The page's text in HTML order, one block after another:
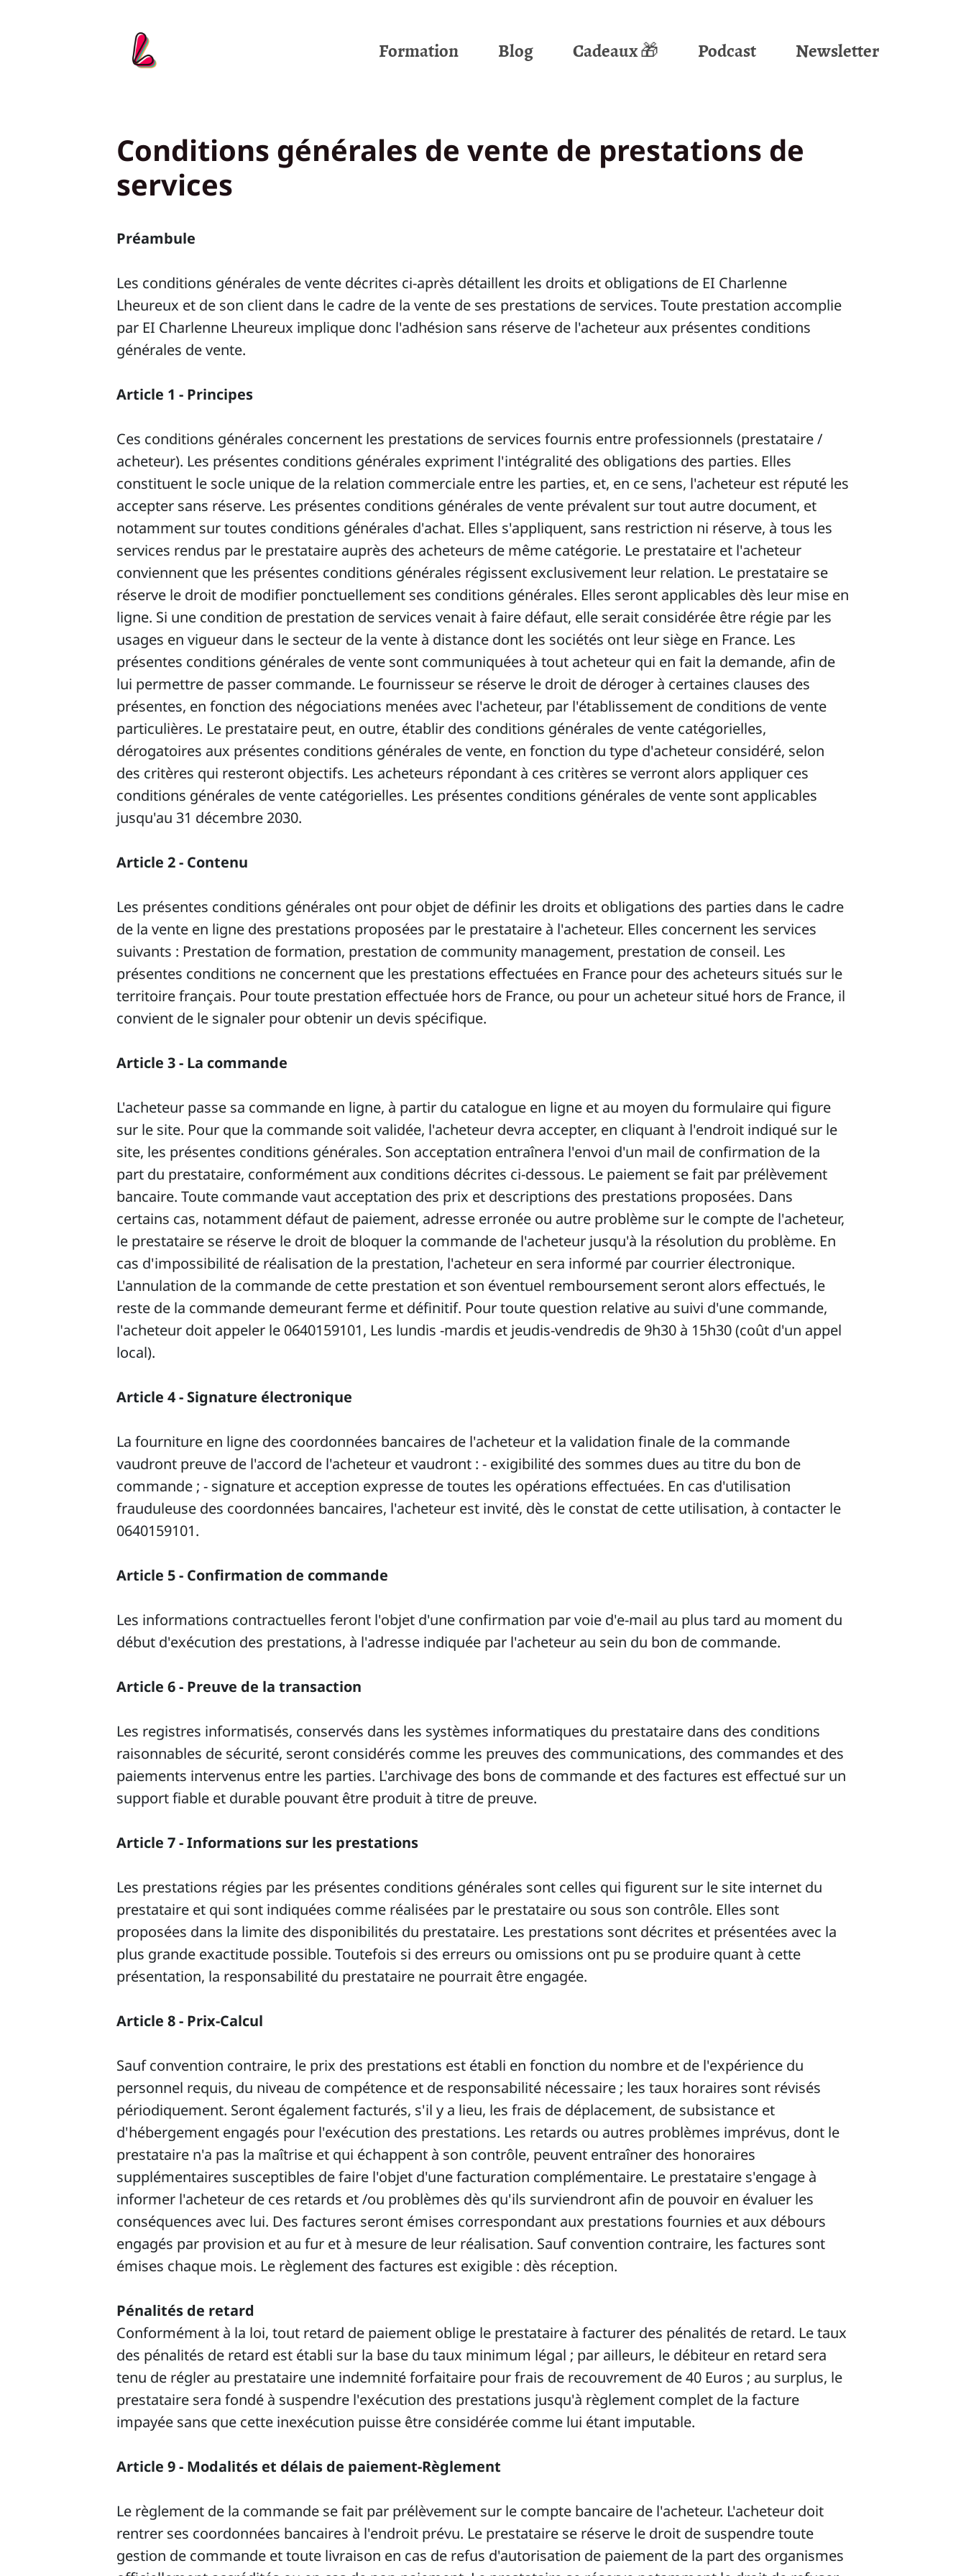
Formation Blog Cadeaux 🎁 Podcast Newsletter
Conditions générales de vente de prestations de
services
Préambule
Les conditions générales de vente décrites ci-après détaillent les droits et obligations de EI Charlenne
Lheureux et de son client dans le cadre de la vente de ses prestations de services. Toute prestation accomplie
par EI Charlenne Lheureux implique donc l'adhésion sans réserve de l'acheteur aux présentes conditions
générales de vente.
Article 1 - Principes
Ces conditions générales concernent les prestations de services fournis entre professionnels (prestataire /
acheteur). Les présentes conditions générales expriment l'intégralité des obligations des parties. Elles
constituent le socle unique de la relation commerciale entre les parties, et, en ce sens, l'acheteur est réputé les
accepter sans réserve. Les présentes conditions générales de vente prévalent sur tout autre document, et
notamment sur toutes conditions générales d'achat. Elles s'appliquent, sans restriction ni réserve, à tous les
services rendus par le prestataire auprès des acheteurs de même catégorie. Le prestataire et l'acheteur
conviennent que les présentes conditions générales régissent exclusivement leur relation. Le prestataire se
réserve le droit de modifier ponctuellement ses conditions générales. Elles seront applicables dès leur mise en
ligne. Si une condition de prestation de services venait à faire défaut, elle serait considérée être régie par les
usages en vigueur dans le secteur de la vente à distance dont les sociétés ont leur siège en France. Les
présentes conditions générales de vente sont communiquées à tout acheteur qui en fait la demande, afin de
lui permettre de passer commande. Le fournisseur se réserve le droit de déroger à certaines clauses des
présentes, en fonction des négociations menées avec l'acheteur, par l'établissement de conditions de vente
particulières. Le prestataire peut, en outre, établir des conditions générales de vente catégorielles,
dérogatoires aux présentes conditions générales de vente, en fonction du type d'acheteur considéré, selon
des critères qui resteront objectifs. Les acheteurs répondant à ces critères se verront alors appliquer ces
conditions générales de vente catégorielles. Les présentes conditions générales de vente sont applicables
jusqu'au 31 décembre 2030.
Article 2 - Contenu
Les présentes conditions générales ont pour objet de définir les droits et obligations des parties dans le cadre
de la vente en ligne des prestations proposées par le prestataire à l'acheteur. Elles concernent les services
suivants : Prestation de formation, prestation de community management, prestation de conseil. Les
présentes conditions ne concernent que les prestations effectuées en France pour des acheteurs situés sur le
territoire français. Pour toute prestation effectuée hors de France, ou pour un acheteur situé hors de France, il
convient de le signaler pour obtenir un devis spécifique.
Article 3 - La commande
L'acheteur passe sa commande en ligne, à partir du catalogue en ligne et au moyen du formulaire qui figure
sur le site. Pour que la commande soit validée, l'acheteur devra accepter, en cliquant à l'endroit indiqué sur le
site, les présentes conditions générales. Son acceptation entraînera l'envoi d'un mail de confirmation de la
part du prestataire, conformément aux conditions décrites ci-dessous. Le paiement se fait par prélèvement
bancaire. Toute commande vaut acceptation des prix et descriptions des prestations proposées. Dans
certains cas, notamment défaut de paiement, adresse erronée ou autre problème sur le compte de l'acheteur,
le prestataire se réserve le droit de bloquer la commande de l'acheteur jusqu'à la résolution du problème. En
cas d'impossibilité de réalisation de la prestation, l'acheteur en sera informé par courrier électronique.
L'annulation de la commande de cette prestation et son éventuel remboursement seront alors effectués, le
reste de la commande demeurant ferme et définitif. Pour toute question relative au suivi d'une commande,
l'acheteur doit appeler le 0640159101, Les lundis -mardis et jeudis-vendredis de 9h30 à 15h30 (coût d'un appel
local).
Article 4 - Signature électronique
La fourniture en ligne des coordonnées bancaires de l'acheteur et la validation finale de la commande
vaudront preuve de l'accord de l'acheteur et vaudront : - exigibilité des sommes dues au titre du bon de
commande ; - signature et acception expresse de toutes les opérations effectuées. En cas d'utilisation
frauduleuse des coordonnées bancaires, l'acheteur est invité, dès le constat de cette utilisation, à contacter le
0640159101.
Article 5 - Confirmation de commande
Les informations contractuelles feront l'objet d'une confirmation par voie d'e-mail au plus tard au moment du
début d'exécution des prestations, à l'adresse indiquée par l'acheteur au sein du bon de commande.
Article 6 - Preuve de la transaction
Les registres informatisés, conservés dans les systèmes informatiques du prestataire dans des conditions
raisonnables de sécurité, seront considérés comme les preuves des communications, des commandes et des
paiements intervenus entre les parties. L'archivage des bons de commande et des factures est effectué sur un
support fiable et durable pouvant être produit à titre de preuve.
Article 7 - Informations sur les prestations
Les prestations régies par les présentes conditions générales sont celles qui figurent sur le site internet du
prestataire et qui sont indiquées comme réalisées par le prestataire ou sous son contrôle. Elles sont
proposées dans la limite des disponibilités du prestataire. Les prestations sont décrites et présentées avec la
plus grande exactitude possible. Toutefois si des erreurs ou omissions ont pu se produire quant à cette
présentation, la responsabilité du prestataire ne pourrait être engagée.
Article 8 - Prix-Calcul
Sauf convention contraire, le prix des prestations est établi en fonction du nombre et de l'expérience du
personnel requis, du niveau de compétence et de responsabilité nécessaire ; les taux horaires sont révisés
périodiquement. Seront également facturés, s'il y a lieu, les frais de déplacement, de subsistance et
d'hébergement engagés pour l'exécution des prestations. Les retards ou autres problèmes imprévus, dont le
prestataire n'a pas la maîtrise et qui échappent à son contrôle, peuvent entraîner des honoraires
supplémentaires susceptibles de faire l'objet d'une facturation complémentaire. Le prestataire s'engage à
informer l'acheteur de ces retards et /ou problèmes dès qu'ils surviendront afin de pouvoir en évaluer les
conséquences avec lui. Des factures seront émises correspondant aux prestations fournies et aux débours
engagés par provision et au fur et à mesure de leur réalisation. Sauf convention contraire, les factures sont
émises chaque mois. Le règlement des factures est exigible : dès réception.
Pénalités de retard
Conformément à la loi, tout retard de paiement oblige le prestataire à facturer des pénalités de retard. Le taux
des pénalités de retard est établi sur la base du taux minimum légal ; par ailleurs, le débiteur en retard sera
tenu de régler au prestataire une indemnité forfaitaire pour frais de recouvrement de 40 Euros ; au surplus, le
prestataire sera fondé à suspendre l'exécution des prestations jusqu'à règlement complet de la facture
impayée sans que cette inexécution puisse être considérée comme lui étant imputable.
Article 9 - Modalités et délais de paiement-Règlement
Le règlement de la commande se fait par prélèvement sur le compte bancaire de l'acheteur. L'acheteur doit
rentrer ses coordonnées bancaires à l'endroit prévu. Le prestataire se réserve le droit de suspendre toute
gestion de commande et toute livraison en cas de refus d'autorisation de paiement de la part des organismes